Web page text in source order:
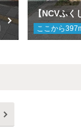
ここから397